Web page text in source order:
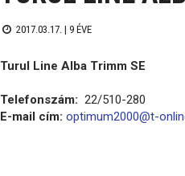
2017.03.17. | 9 ÉVE
Turul Line Alba Trimm SE
Telefonszám: 22/510-280
E-mail cím: optimum2000@t-